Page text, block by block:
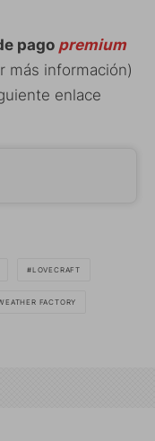
pago premium
más información)
enlace
LOVECRAFT
FACTORY